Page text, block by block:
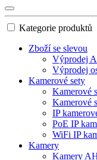
Kategorie produktů
Zboží se slevou
Výprodej
Výprodej
Kamerové sety
Kamerové
Kamerové
IP
PoE IP
WiFi IP
Kamery
Kamery